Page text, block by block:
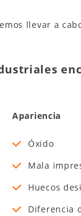
llevar a
Apariencia
Óxido
Mala
Huecos
Diferencia